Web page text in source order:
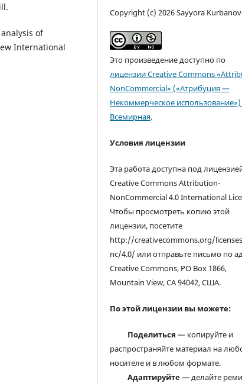
of
International
Copyright (c) 2026 Sayyora
Это произведение доступно по
лицензии Creative Commons
NonCommercial» («Атрибуция —
Некоммерческое использование»)
Всемирная.
Условия лицензии
Эта работа доступна под
Creative Commons Attribution-
NonCommercial 4.0 International
Чтобы просмотреть копию этой
лицензии, посетите
http://creativecommons.org/
nc/4.0/ или отправьте письмо по
Creative Commons, PO Box 1866,
Mountain View, CA 94042, США.
По этой лицензии вы можете:
Поделиться — копируйте и
распространяйте материал на
носителе и в любом формате.
Адаптируйте— делайте